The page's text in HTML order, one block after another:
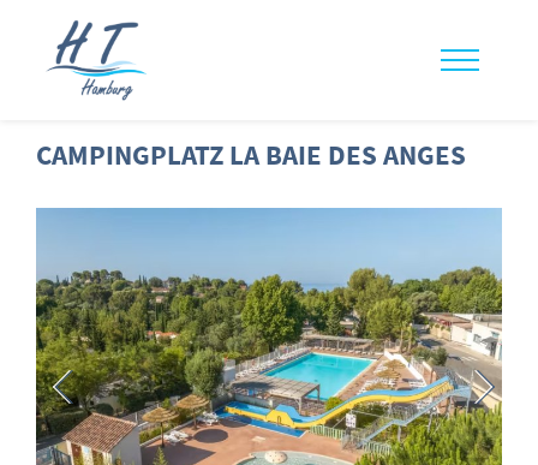
CAMPINGPLATZ LA BAIE DES ANGES